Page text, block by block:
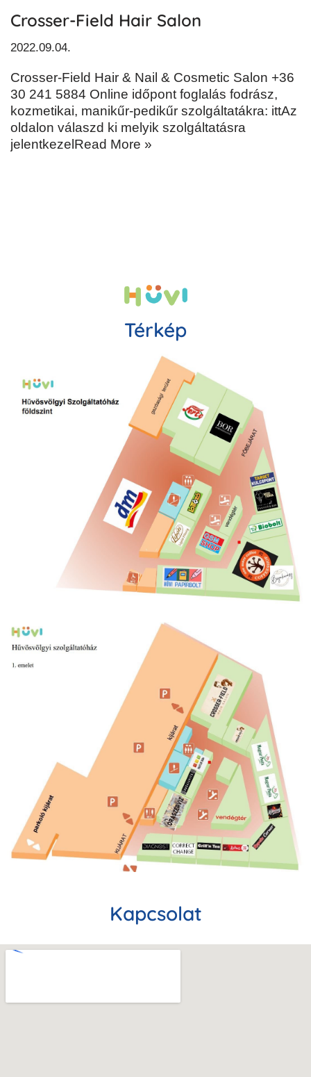
Crosser-Field Hair Salon
2022.09.04.
Crosser-Field Hair & Nail & Cosmetic Salon +36
30 241 5884 Online időpont foglalás fodrász,
kozmetikai, manikűr-pedikűr szolgáltatákra: ittAz
oldalon válaszd ki melyik szolgáltatásra
jelentkezel Read More »
Térkép
Kapcsolat